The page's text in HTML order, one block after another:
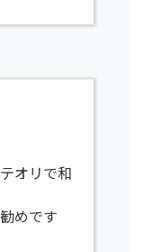
オリで和
めです